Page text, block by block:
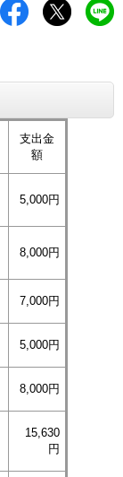
支出金
額
5,000円
8,000円
7,000円
5,000円
8,000円
15,630
円